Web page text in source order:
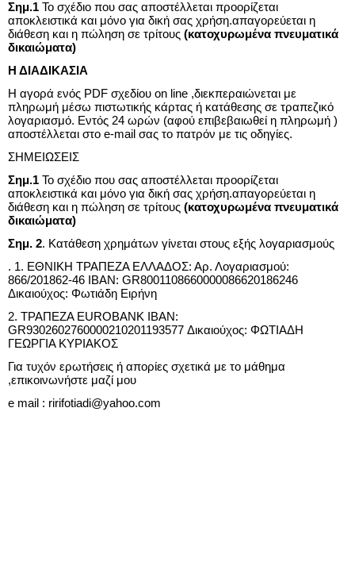
Σημ.1 Το σχέδιο που σας αποστέλλεται προορίζεται
αποκλειστικά και μόνο για δική σας χρήση.απαγορεύεται η
διάθεση και η πώληση σε τρίτους (κατοχυρωμένα πνευματικά
δικαιώματα)
Η ΔΙΑΔΙΚΑΣΙΑ
Η αγορά ενός PDF σχεδίου on line ,διεκπεραιώνεται με
πληρωμή μέσω πιστωτικής κάρτας ή κατάθεσης σε τραπεζικό
λογαριασμό. Εντός 24 ωρών (αφού επιβεβαιωθεί η πληρωμή )
αποστέλλεται στο e-mail σας το πατρόν με τις οδηγίες.
ΣΗΜΕΙΩΣΕΙΣ
Σημ.1 Το σχέδιο που σας αποστέλλεται προορίζεται
αποκλειστικά και μόνο για δική σας χρήση.απαγορεύεται η
διάθεση και η πώληση σε τρίτους (κατοχυρωμένα πνευματικά
δικαιώματα)
Σημ. 2. Κατάθεση χρημάτων γίνεται στους εξής λογαριασμούς
. 1. ΕΘΝΙΚΗ ΤΡΑΠΕΖΑ ΕΛΛΑΔΟΣ: Αρ. Λογαριασμού:
866/201862-46 IBAN: GR8001108660000086620186246
Δικαιούχος: Φωτιάδη Ειρήνη
2. ΤΡΑΠΕΖΑ EUROBANK IBAN:
GR9302602760000210201193577 Δικαιούχος: ΦΩΤΙΑΔΗ
ΓΕΩΡΓΙΑ ΚΥΡΙΑΚΟΣ
Για τυχόν ερωτήσεις ή απορίες σχετικά με το μάθημα
,επικοινωνήστε μαζί μου
e mail : ririfotiadi@yahoo.com